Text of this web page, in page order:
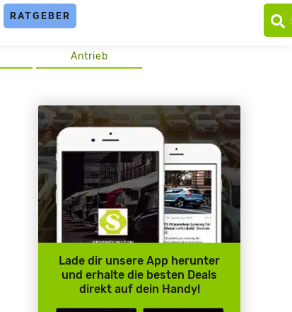
RATGEBER
Antrieb
Lade dir unsere App herunter
und erhalte die besten Deals
direkt auf dein Handy!